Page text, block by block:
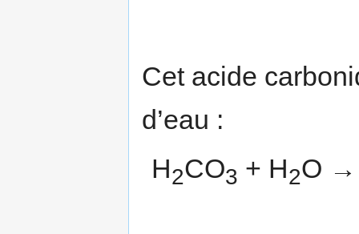
Cet acide
d’eau :
H2CO3 + H2O →